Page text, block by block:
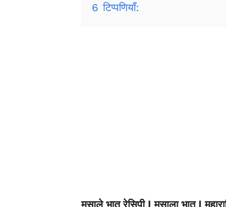
6 टिप्पणियाँ:
मसाले भात रेसिपी | मसाला भात |